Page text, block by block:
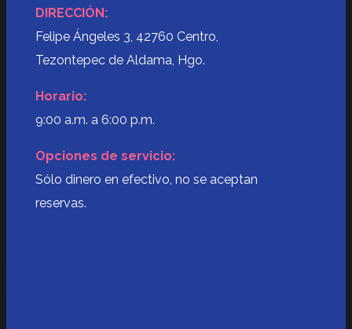
DIRECCIÓN:
Felipe Ángeles 3, 42760 Centro,
Tezontepec de Aldama, Hgo.
Horario:
9:00 a.m. a 6:00 p.m.
Opciones de servicio:
Sólo dinero en efectivo, no se aceptan
reservas.